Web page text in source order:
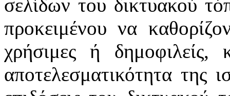
σελίδων του δικτυακού
προκειμένου να
χρήσιμες ή
αποτελεσματικότητα της